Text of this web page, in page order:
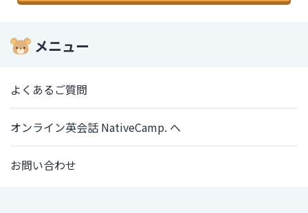
メニュー
よくあるご質問
オンライン英会話 NativeCamp. へ
お問い合わせ